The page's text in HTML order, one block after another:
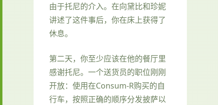
由于托尼的介入。在向黛比和珍妮
讲述了这件事后，你在床上获得了
休息。
第二天，你至少应该在他的餐厅里
感谢托尼。一个送货员的职位刚刚
开放：使用在Consum-R购买的自
行车，按照正确的顺序分发披萨以